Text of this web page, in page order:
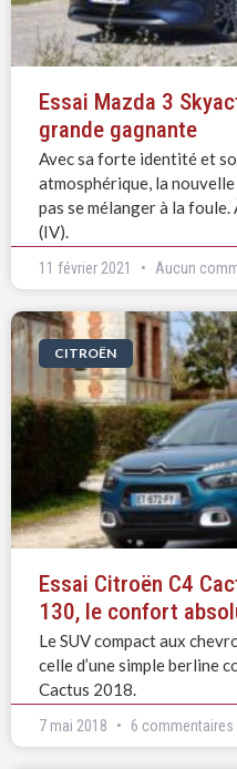
Essai Mazda 3
grande gagnante
Avec sa forte identité et
atmosphérique, la nouvelle
pas se mélanger à la
(IV).
11 février 2021 Aucun
CITROËN
Essai Citroën C4
130, le confort
Le SUV compact aux
celle d’une simple berline
Cactus 2018.
7 mai 2018 6 commentaires